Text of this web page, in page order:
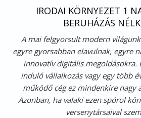
IRODAI KÖRNYEZET 1
BERUHÁZÁS
A mai felgyorsult modern
egyre gyorsabban elavulnak, egyre
innovatív digitális megoldásokra.
induló vállalkozás vagy egy több
működő cég ez mindenkire nagy
Azonban, ha valaki ezen spórol
versenytársaival